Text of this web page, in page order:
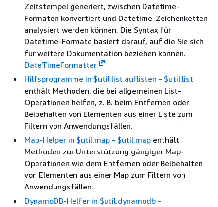
Zeitstempel generiert, zwischen Datetime-
Formaten konvertiert und Datetime-Zeichenketten
analysiert werden können. Die Syntax für
Datetime-Formate basiert darauf, auf die Sie sich
für weitere Dokumentation beziehen können.
DateTimeFormatter
Hilfsprogramme in $util.list auflisten - $util.list
enthält Methoden, die bei allgemeinen List-
Operationen helfen, z. B. beim Entfernen oder
Beibehalten von Elementen aus einer Liste zum
Filtern von Anwendungsfällen.
Map-Helper in $util.map - $util.map enthält
Methoden zur Unterstützung gängiger Map-
Operationen wie dem Entfernen oder Beibehalten
von Elementen aus einer Map zum Filtern von
Anwendungsfällen.
DynamoDB-Helfer in $util.dynamodb -